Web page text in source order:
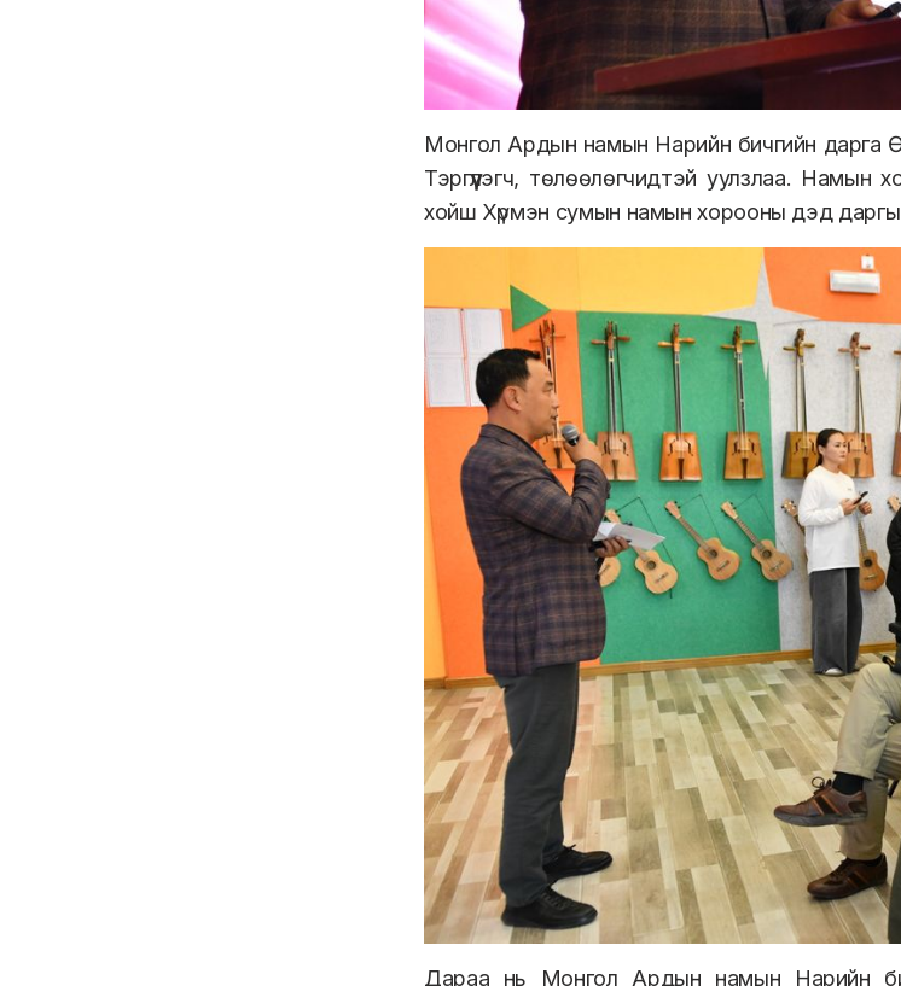
Монгол Ардын намын Нарийн бичгийн
Тэргүүлэгч, төлөөлөгчидтэй уулзлаа.
хойш Хүрмэн сумын намын хорооны дэд
Дараа нь Монгол Ардын намын Нарийн